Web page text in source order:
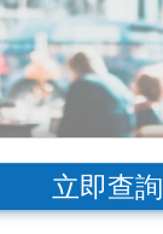
立即查詢
商業場地